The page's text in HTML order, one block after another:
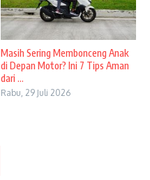
Masih Sering Membonceng Anak
di Depan Motor? Ini 7 Tips Aman
dari ...
Rabu, 29 Juli 2026